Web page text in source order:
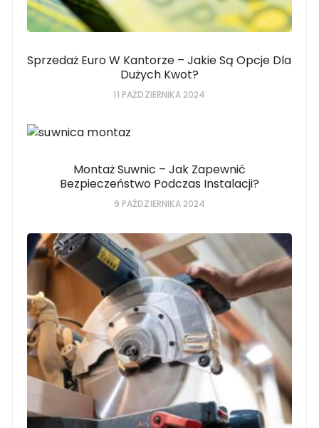
Sprzedaż Euro W Kantorze – Jakie Są Opcje Dla
Dużych Kwot?
11 PAŹDZIERNIKA 2024
Montaż Suwnic – Jak Zapewnić
Bezpieczeństwo Podczas Instalacji?
9 PAŹDZIERNIKA 2024